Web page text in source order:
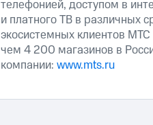
телефонией, доступом в
и платного ТВ в различных
экосистемных клиентов
чем 4 200 магазинов в
компании: www.mts.ru